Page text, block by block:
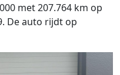
met 207.764 km op
De auto rijdt op